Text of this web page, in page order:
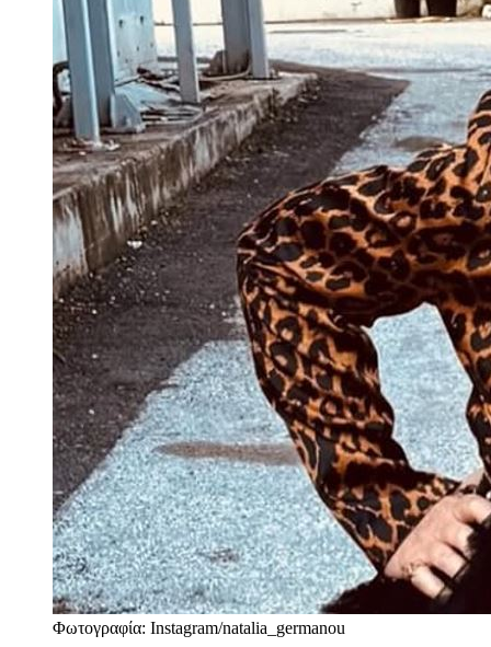
Φωτογραφία: Instagram/natalia_germanou